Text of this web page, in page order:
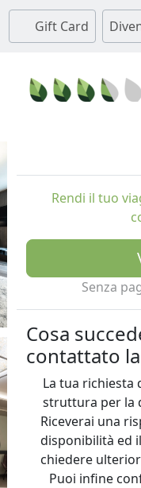
Gift Card
Rendi il tuo
Senza
Cosa
contattato
La tua richiesta
struttura per la
Riceverai una
disponibilità ed
chiedere
Puoi infine